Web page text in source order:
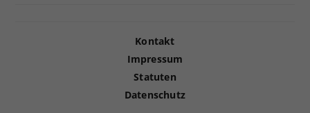
Kontakt
Impressum
Statuten
Datenschutz